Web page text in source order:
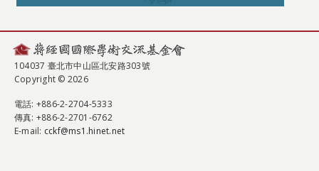
104037 臺北市中山區北安路303號
Copyright © 2026
電話: +886-2-2704-5333
傳真: +886-2-2701-6762
E-mail: cckf@ms1.hinet.net